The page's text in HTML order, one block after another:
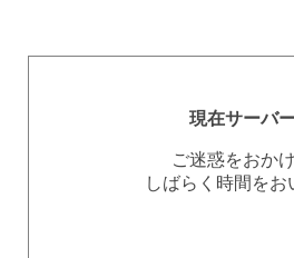
現在サーバ
ご迷惑をおか
しばらく時間を